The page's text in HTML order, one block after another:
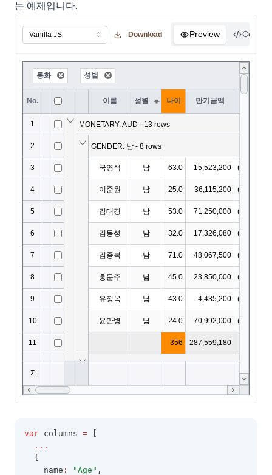
는 예제입니다.
Download Preview Code
var columns =
...
  {
    name
: "Age" ,